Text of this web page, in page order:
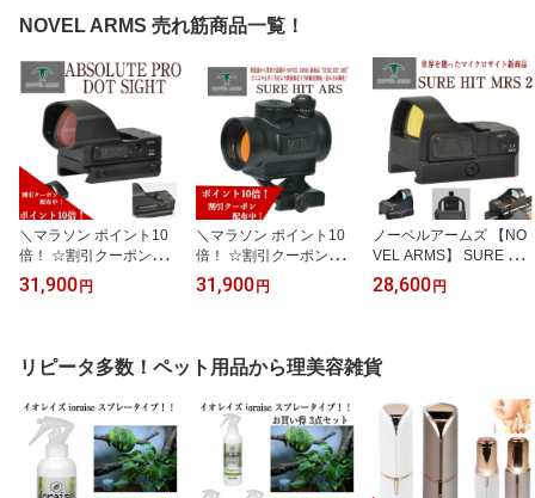
NOVEL ARMS 売れ筋商品一覧！
＼マラソン ポイント10
倍！ ☆割引クーポン配布
中！／ ノーベルアームズ
ABSOLUTE PRO MICRO
正規品 アメリカ警察特殊
部隊 SWAT ノーベルアー
無料 MASTER
31,900円
＼マラソン ポイント10
倍！ ☆割引クーポン配布
中！／ ノーベルアームズ
SURE HIT ARS ドットサ
ン ARライフル サバイバ
ルゲーム サバゲー 正規
SWAT ノーベルアームズ
コンバットT1
31,900円
ノーベルアームズ 【NO
VEL ARMS】 SURE HIT
MRS2 DOTSIGHT サバ
イバルゲーム サバゲー
ment technology XOPTE
X スコープ スナイパー
狙撃 シューティング CO
MBAT T1
28,600円
リピータ多数！ペット用品から理美容雑貨